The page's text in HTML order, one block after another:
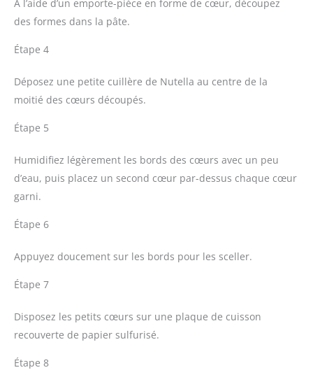
À l’aide d’un emporte-pièce en forme de cœur, découpez
des formes dans la pâte.
Étape 4
Déposez une petite cuillère de Nutella au centre de la
moitié des cœurs découpés.
Étape 5
Humidifiez légèrement les bords des cœurs avec un peu
d’eau, puis placez un second cœur par-dessus chaque cœur
garni.
Étape 6
Appuyez doucement sur les bords pour les sceller.
Étape 7
Disposez les petits cœurs sur une plaque de cuisson
recouverte de papier sulfurisé.
Étape 8